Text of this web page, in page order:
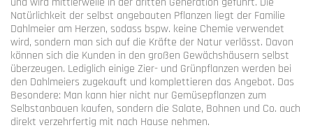
Natürlichkeit der selbst angebauten Pflanzen liegt der Familie
Dahlmeier am Herzen, sodass bspw. keine Chemie verwendet
wird, sondern man sich auf die Kräfte der Natur verlässt. Davon
können sich die Kunden in den großen Gewächshäusern selbst
überzeugen. Lediglich einige Zier- und Grünpflanzen werden bei
den Dahlmeiers zugekauft und komplettieren das Angebot. Das
Besondere: Man kann hier nicht nur Gemüsepflanzen zum
Selbstanbauen kaufen, sondern die Salate, Bohnen und Co. auch
direkt verzehrfertig mit nach Hause nehmen.